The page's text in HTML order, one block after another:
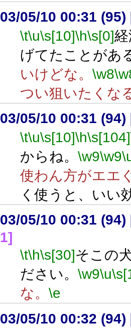
03/05/10 00:31 (95)
\t\u\s[10]\h\s[0]
げてたことがあ
いけどな。 \w8
つい狙いたくな
03/05/10 00:31 (94)
\t\u\s[10]\h\s[104]
からね。 \w9\w9
使わん方がエエ
く使うと、いい
03/05/10 00:31 (94)
1]
\t\h\s[30]そこの
ださい。 \w9\u
な。 \e
03/05/10 00:32 (94)